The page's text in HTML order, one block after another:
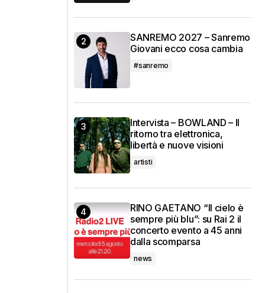
SANREMO 2027 – Sanremo
Giovani ecco cosa cambia
#sanremo
Intervista – BOWLAND – Il
ritorno tra elettronica,
libertà e nuove visioni
artisti
RINO GAETANO “Il cielo è
sempre più blu”: su Rai 2 il
concerto evento a 45 anni
dalla scomparsa
news